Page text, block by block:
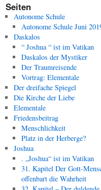
Seiten
Autonome Schule
Autonome Schule Juni
Daskalos
“ Joshua “ ist im Vatikan
Daskalos der Mystiker
Der Traumreisende
Vortrag: Elementale
Der dreifache Spiegel
Die Kirche der Liebe
Elementale
Friedensbeitrag
Menschlichkeit
Platz in der Herberge?
Joshua
. „Joshua“ ist im Vatikan
31. Kapitel Der Gott-
offenbart die Wahrheit